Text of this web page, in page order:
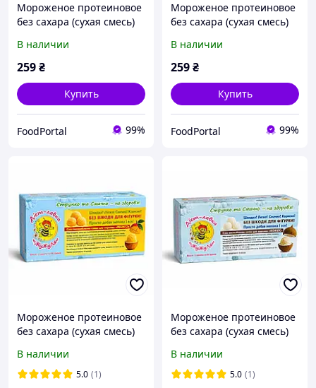
Мороженое протеиновое
без сахара (сухая смесь)
В наличии
259₴
Купить
FoodPortal 99%
Мороженое протеиновое
без сахара (сухая смесь)
В наличии
259₴
Купить
FoodPortal 99%
Мороженое протеиновое
без сахара (сухая смесь)
г
В наличии
5.0 (1)
Мороженое протеиновое
без сахара (сухая смесь)
В наличии
5.0 (1)